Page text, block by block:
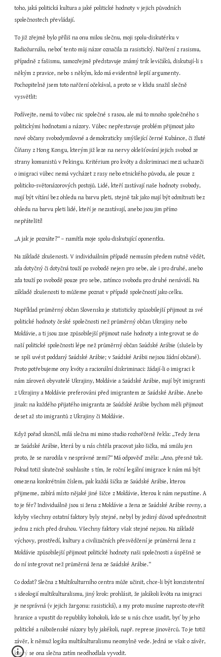
toho, jaká politická kultura a jaké politické hodnoty v jejich původních
společnostech převládají.
To již zřejmě bylo příliš na onu milou slečnu, moji spolu-diskutérku v
Radiožurnálu, neboť tento můj názor označila za rasistický. Nařčení z rasismu,
případně z fašismu, samozřejmě představuje známý trik levičáků, diskutují-li s
někým z pravice, nebo s někým, kdo má evidentně lepší argumenty.
Pochopitelně jsem toto nařčení očekával, a proto se v klidu snažil slečně
vysvětlit:
Podívejte, nemá to vůbec nic společné s rasou, ale má to mnoho společného s
politickými hodnotami a názory. Vůbec nepřestavuje problém přijmout jako
nové občany svobodymilovné a demokraticky smýšlející černé Kubánce, či žluté
Číňany z Hong Kongu, kterým již leze na nervy oklešťování jejich svobod ze
strany komunistů v Pekingu. Kritérium pro kvóty a diskriminaci mezi uchazeči
o imigraci vůbec nemá vycházet z rasy nebo etnického původu, ale pouze z
politicko-světonázorových postojů. Lidé, kteří zastávají naše hodnoty svobody,
mají být vítání bez ohledu na barvu pleti, stejně tak jako mají být odmítnuti bez
ohledu na barvu pleti lidé, kteří je nezastávají, anebo jsou jim přímo
nepřátelští!
„A jak je poznáte?“ – namítla moje spolu-diskutující oponentka.
Na základě zkušenosti. V individuálním případě nemusím předem nutně vědět,
zda dotyčný či dotyčná touží po svobodě nejen pro sebe, ale i pro druhé, anebo
zda touží po svobodě pouze pro sebe, zatímco svobodu pro druhé nenávidí. Na
základě zkušenosti to můžeme poznat v případě společností jako celku.
Například průměrný občan Slovenska je statisticky způsobilejší přijmout za své
politické hodnoty české společnosti než průměrný občan Ukrajiny nebo
Moldávie, a ti jsou zase způsobilejší přijmout naše hodnoty a integrovat se do
naší politické společnosti lépe než průměrný občan Saúdské Arábie (slušelo by
se spíš uvést poddaný Saúdské Arábie; v Saúdské Arábii nejsou žádní občané).
Proto potřebujeme ony kvóty a racionální diskriminaci: žádají-li o imigraci k
nám zároveň obyvatelé Ukrajiny, Moldávie a Saúdské Arábie, mají být imigranti
z Ukrajiny a Moldávie preferováni před imigrantem ze Saúdské Arábie. Anebo
jinak: na každého přijatého imigranta ze Saúdské Arábie bychom měli přijmout
deset až sto imigrantů z Ukrajiny či Moldávie.
Když pořad skončil, milá slečna mi mimo studio rozhořčeně řekla: „Tedy žena
ze Saúdské Arábie, která by u nás chtěla pracovat jako šička, má smůlu jen
proto, že se narodila v nesprávné zemi?“ Má odpověď zněla: „Ano, přesně tak.
Pokud totiž skutečně souhlasíte s tím, že roční legální imigrace k nám má být
omezena konkrétním číslem, pak každá šička ze Saúdské Arábie, kterou
přijmeme, zabírá místo nějaké jiné šičce z Moldávie, kterou k nám nepustíme. A
to je fér? Individuálně jsou si žena z Moldávie a žena ze Saúdské Arábie rovny, a
kdyby všechny ostatní faktory byly stejné, nebyl by jediný důvod upřednostnit
jednu z nich před druhou. Všechny faktory však stejné nejsou. Na základě
výchovy, prostředí, kultury a civilizačních přesvědčení je průměrná žena z
Moldávie způsobilejší přijmout politické hodnoty naši společnosti a úspěšně se
do ní integrovat než průměrná žena ze Saúdské Arábie.“
Co dodat? Slečna z Multikulturního centra může učinit, chce-li být konzistentní
s ideologií multikulturalismu, jiný krok: prohlásit, že jakákoli kvóta na imigraci
je nesprávná (v jejich žargonu: rasistická), a my proto musíme naprosto otevřít
hranice a vpustit do republiky kohokoli, kdo se u nás chce usadit, byť by jeho
politické a náboženské názory byly jakékoli, např. represe jinověrců. To je totiž
závěr, k němuž logika multikulturalismu neomylně vede. Jedná se však o závěr,
který se ona slečna zatím neodhodlala vyvodit.